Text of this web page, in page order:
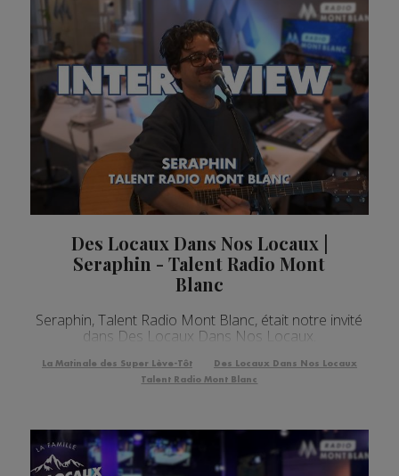
Des Locaux Dans Nos Locaux |
Seraphin - Talent Radio Mont
Blanc
Seraphin, Talent Radio Mont Blanc, était notre invité
dans Des Locaux Dans Nos Locaux.
La Matinale des Super Lève-Tôt
Des Locaux Dans Nos Locaux
Talent Radio Mont Blanc